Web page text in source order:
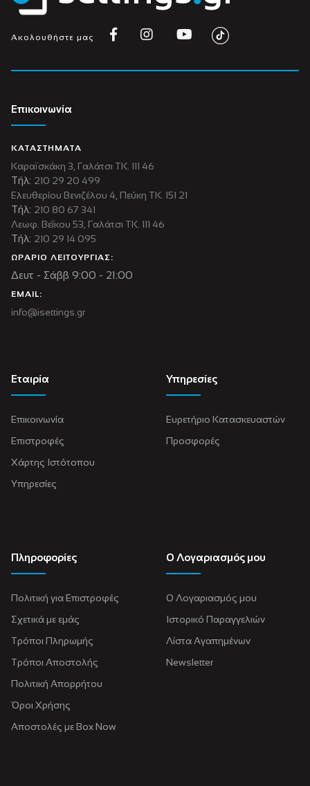
Ακολουθήστε μας
Επικοινωνία
ΚΑΤΑΣΤΗΜΑΤΑ
Καραϊσκάκη 3, Γαλάτσι ΤΚ. 111 46
Τήλ: 210 29 20 499
Ελευθερίου Βενιζέλου 4, Πεύκη ΤΚ. 151 21
Τήλ: 210 80 67 341
Λεωφ. Βεΐκου 53, Γαλάτσι ΤΚ. 111 46
Τήλ: 210 29 14 095
ΩΡΑΡΙΟ ΛΕΙΤΟΥΡΓΙΑΣ:
Δευτ - Σάββ 9:00 - 21:00
EMAIL:
info@isettings.gr
Εταιρία
Επικοινωνία
Επιστροφές
Χάρτης Ιστότοπου
Υπηρεσίες
Υπηρεσίες
Ευρετήριο Κατασκευαστών
Προσφορές
Πληροφορίες
Πολιτική για Eπιστροφές
Σχετικά με εμάς
Τρόποι Πληρωμής
Τρόποι Αποστολής
Πολιτική Απορρήτου
Όροι Χρήσης
Αποστολές με Box Now
Ο Λογαριασμός μου
Ο Λογαριασμός μου
Ιστορικό Παραγγελιών
Λίστα Αγαπημένων
Newsletter